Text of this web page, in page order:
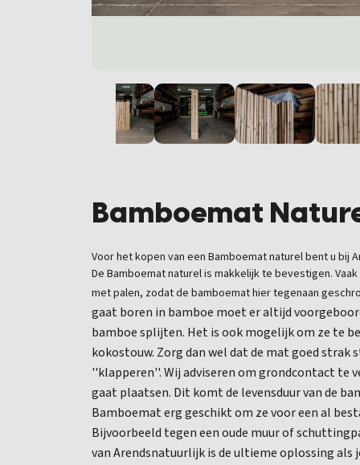
Bamboemat
Voor het kopen van een Bamboemat naturel bent u bij
De Bamboemat naturel is makkelijk te bevestigen.
met palen, zodat de bamboemat hier tegenaan
gaat boren in bamboe moet er altijd
bamboe splijten. Het is ook mogelijk om ze te
kokostouw. Zorg dan wel dat de mat goed strak
''klapperen''. Wij adviseren om grondcontact te
gaat plaatsen. Dit komt de levensduur van de
Bamboemat erg geschikt om ze voor een al
Bijvoorbeeld tegen een oude muur of
van Arendsnatuurlijk is de ultieme oplossing als